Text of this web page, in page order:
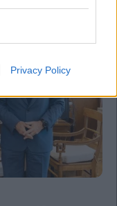
Privacy Policy